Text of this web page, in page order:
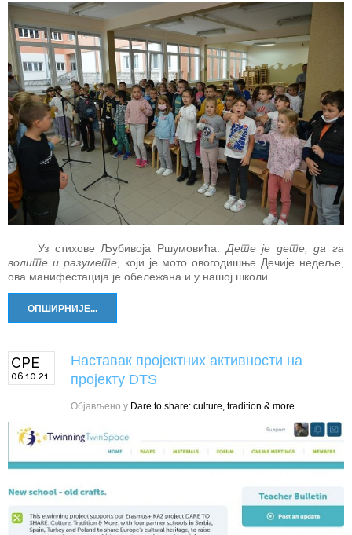
Уз стихове Љубивоја Ршумовића: Дете је дете, да га
волите и разумете, који је мото овогодишње Дечије недеље,
ова манифестација је обележана и у нашој школи.
ОПШИРНИЈЕ...
СРЕ
06 10 21
Наставак пројектних активности на
пројекту DTS
Објављено у Dare to share: culture, tradition & more